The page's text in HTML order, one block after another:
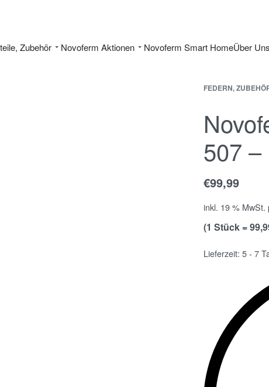
Zubehör Novoferm Aktionen Novoferm Smart HomeÜber Uns
FEDERN,
507
€99,99
inkl. 19 % MwSt.
(1 Stück =
Lieferzeit: 5 - 7